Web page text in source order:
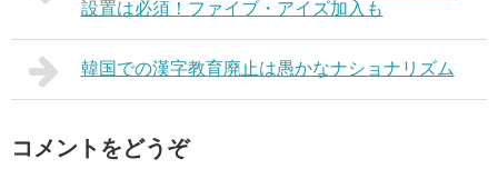
設置は必須！ファイブ・アイズ加入も
韓国での漢字教育廃止は愚かなナショナリズム
コメントをどうぞ